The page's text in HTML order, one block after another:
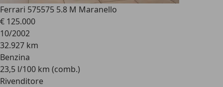
Ferrari 575575 5.8 M Maranello
€ 125.000
10/2002
32.927 km
Benzina
23,5 l/100 km (comb.)
Rivenditore